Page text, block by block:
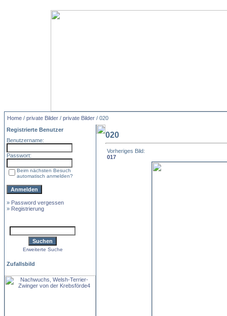
Home / private Bilder / private Bilder / 020
Registrierte Benutzer
Benutzername:
Passwort:
Beim nächsten Besuch
automatisch anmelden?
» Password vergessen
» Registrierung
Erweiterte Suche
Zufallsbild
020
Vorheriges Bild:
017